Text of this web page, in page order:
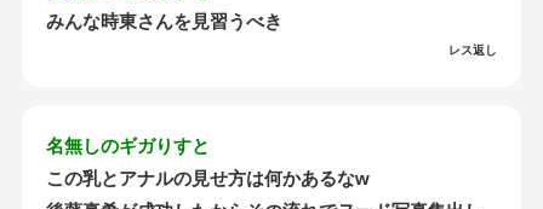
みんな時東さんを見習うべき
レス返し
名無しのギガりすと
この乳とアナルの見せ方は何かあるなw